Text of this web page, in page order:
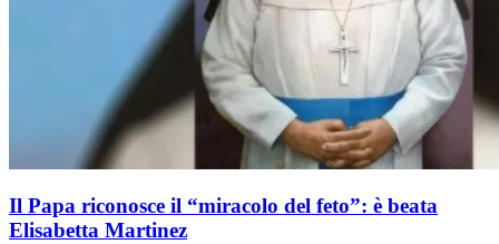
Il Papa riconosce il “miracolo del feto”: è beata
Elisabetta Martinez